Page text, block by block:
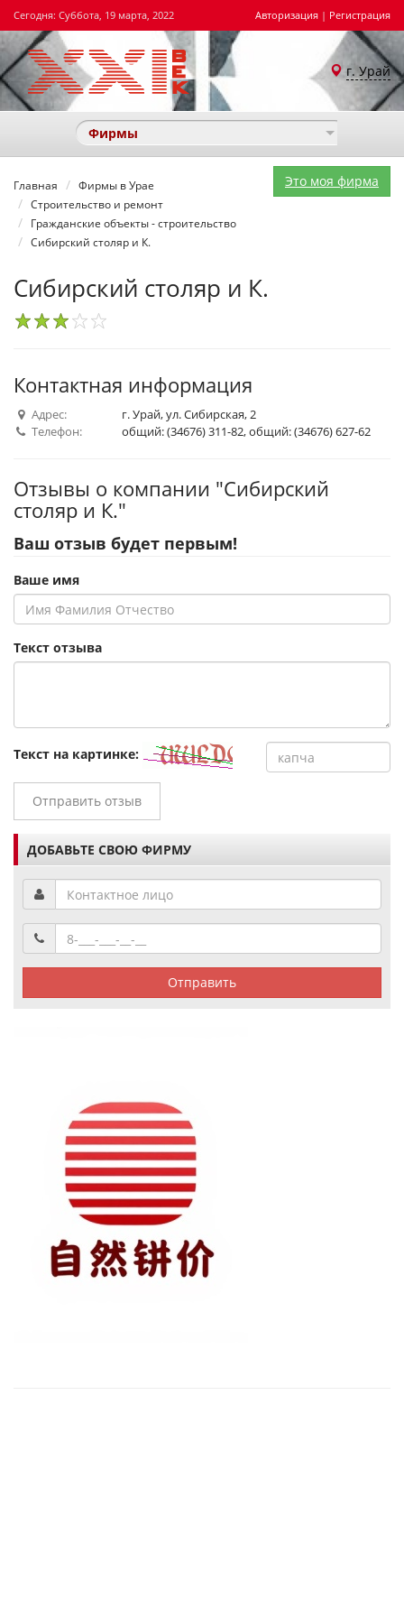
Сегодня: Суббота, 19 марта, 2022 Авторизация | Регистрация
г. Урай
Фирмы
Это моя фирма
Главная
Фирмы в Урае
Строительство и ремонт
Гражданские объекты - строительство
Сибирский столяр и К.
Сибирский столяр и К.
Контактная информация
Адрес:
г. Урай, ул. Сибирская, 2
Телефон:
общий: (34676) 311-82, общий: (34676) 627-62
Отзывы о компании "Сибирский
столяр и К."
Ваш отзыв будет первым!
Ваше имя
Текст отзыва
Текст на картинке:
Отправить отзыв
ДОБАВЬТЕ СВОЮ ФИРМУ
Отправить